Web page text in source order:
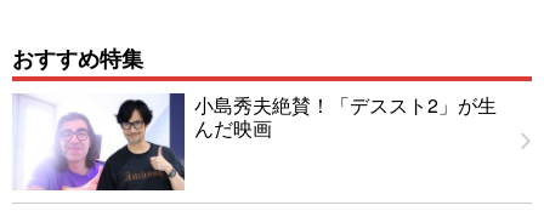
おすすめ特集
小島秀夫絶賛！「デススト2」が生
んだ映画